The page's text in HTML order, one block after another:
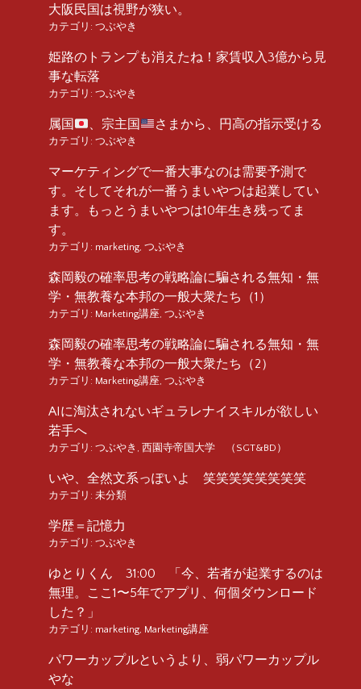
大阪民国は視野が狭い。
カテゴリ: つぶやき
姫路のトランプも消えたね！家賃収入3億から見
事な転落
カテゴリ: つぶやき
属国 、宗主国 さまから、円高の指示受ける
カテゴリ: つぶやき
マーケティングで一番大事なのは需要予測で
す。そしてそれが一番うまいやつは起業してい
ます。もっとうまいやつは10年生き残ってま
す。
カテゴリ: marketing, つぶやき
森岡毅の確率思考の戦略論に騙される無知・無
学・無教養な本邦の一般大衆たち（1）
カテゴリ: Marketing講座, つぶやき
森岡毅の確率思考の戦略論に騙される無知・無
学・無教養な本邦の一般大衆たち（2）
カテゴリ: Marketing講座, つぶやき
AIに淘汰されないギュラレナイスキルが欲しい
若手へ
カテゴリ: つぶやき , 西園寺帝国大学 （SGT&BD）
いや、全然文系っぽいよ 笑笑笑笑笑笑笑笑
カテゴリ: 未分類
学歴＝記憶力
カテゴリ: つぶやき
ゆとりくん 31:00 「今、若者が起業するのは
無理。ここ1〜5年でアプリ、何個ダウンロード
した？」
カテゴリ: marketing, Marketing講座
パワーカップルというより、弱パワーカップル
やな